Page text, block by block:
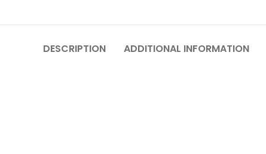
DESCRIPTION ADDITIONAL INFORMATION